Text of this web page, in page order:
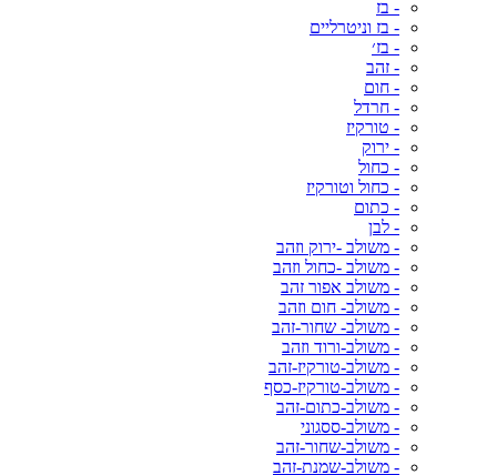
- בז
- בז וניטרליים
- בז׳
- זהב
- חום
- חרדל
- טורקיז
- ירוק
- כחול
- כחול וטורקיז
- כתום
- לבן
- משולב -ירוק וזהב
- משולב -כחול וזהב
- משולב אפור זהב
- משולב- חום וזהב
- משולב- שחור-זהב
- משולב-ורוד וזהב
- משולב-טורקיז-זהב
- משולב-טורקיז-כסף
- משולב-כתום-זהב
- משולב-ססגוני
- משולב-שחור-זהב
- משולב-שמנת-זהב